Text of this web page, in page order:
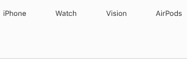
iPhone Watch Vision AirPods